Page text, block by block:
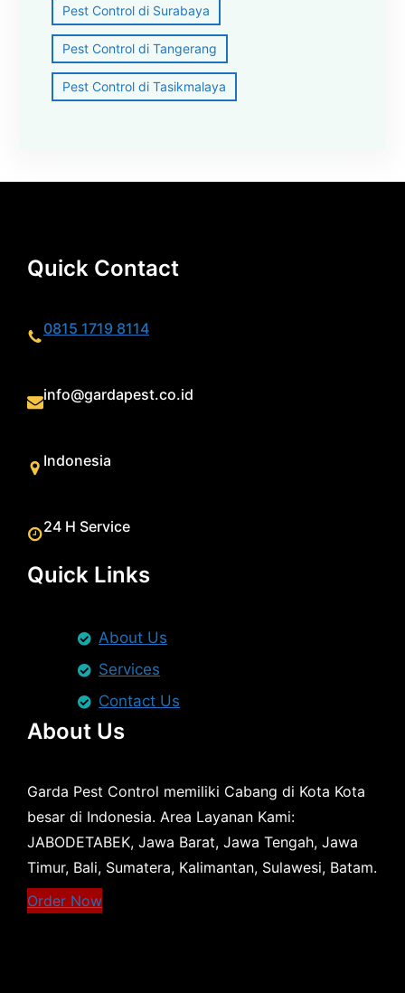
Pest Control di Surabaya
Pest Control di Tangerang
Pest Control di Tasikmalaya
Quick Contact
0815 1719 8114
info@gardapest.co.id
Indonesia
24 H Service
Quick Links
About Us
Services
Contact Us
About Us
Garda Pest Control memiliki Cabang di Kota Kota
besar di Indonesia. Area Layanan Kami:
JABODETABEK, Jawa Barat, Jawa Tengah, Jawa
Timur, Bali, Sumatera, Kalimantan, Sulawesi, Batam.
Order Now